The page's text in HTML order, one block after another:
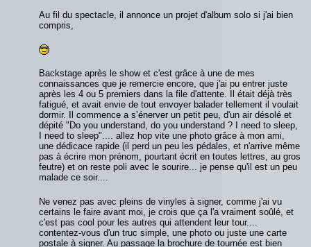
Au fil du spectacle, il annonce un projet d'album solo si j'ai bien
compris,
Backstage après le show et c'est grâce à une de mes
connaissances que je remercie encore, que j'ai pu entrer juste
après les 4 ou 5 premiers dans la file d'attente. Il était déjà très
fatigué, et avait envie de tout envoyer balader tellement il voulait
dormir. Il commence a s’énerver un petit peu, d'un air désolé et
dépité "Do you understand, do you understand ? I need to sleep,
I need to sleep".... allez hop vite une photo grâce à mon ami,
une dédicace rapide (il perd un peu les pédales, et n'arrive même
pas à écrire mon prénom, pourtant écrit en toutes lettres, au gros
feutre) et on reste poli avec le sourire... je pense qu'il est un peu
malade ce soir....
Ne venez pas avec pleins de vinyles à signer, comme j'ai vu
certains le faire avant moi, je crois que ça l'a vraiment soûlé, et
c'est pas cool pour les autres qui attendent leur tour....
contentez-vous d'un truc simple, une photo ou juste une carte
postale à signer. Au passage la brochure de tournée est bien